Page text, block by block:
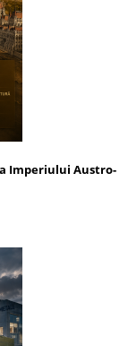
Imperiului Austro-